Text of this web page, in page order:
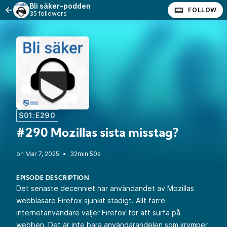
Bli säker-podden
35 followers FOLLOW
S01:E290
#290 Mozillas sista misstag?
• 32min 50s
EPISODE DESCRIPTION
Det senaste decenniet har användandet av Mozillas
webbläsare Firefox sjunkit stadigt. Allt färre
internetanvändare väljer Firefox för att surfa på
webben. Det är inte bara användarandelen som krymper